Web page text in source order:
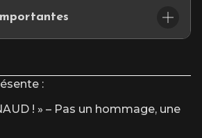
PUTAIN DE RENAUD
pilier artistique du projet traverse
de santé majeure et sera dans
prioritaire, la production est
toutes les représentations prévues.
du spectacle.
:
! » – Pas un hommage, une